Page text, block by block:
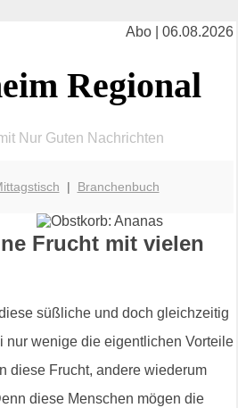
Abo | 06.08.2026
Regional
Nur Guten Nachrichten
| Branchenbuch
Frucht mit vielen
süßliche und doch gleichzeitig
nur wenige die eigentlichen Vorteile
diese Frucht, andere wiederum
diese Menschen mögen die